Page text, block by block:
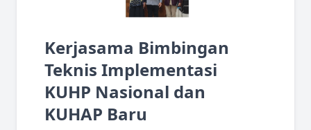
Kerjasama Bimbingan
Teknis Implementasi
KUHP Nasional dan
KUHAP Baru